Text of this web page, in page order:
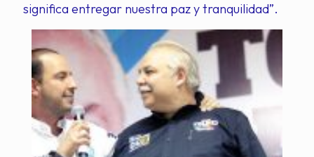
significa entregar nuestra paz y tranquilidad”.